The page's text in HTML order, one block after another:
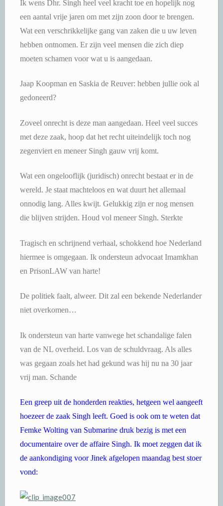
Ik wens Dhr. Singh heel veel kracht toe en hopelijk nog
een aantal vrije jaren om met zijn zoon door te brengen.
Wat een verschrikkelijke gang van zaken die u uw leven
hebben ontnomen. Er zijn veel mensen die zich diep
moeten schamen voor wat u is aangedaan.
Jaap Koopman en Saskia de Reuver: hebben jullie ook al
gedoneerd?
Zoveel onrecht is deze man aangedaan. Heel veel succes
met deze zaak, hoop dat het recht uiteindelijk toch nog
zegenviert en meneer Singh gauw vrij komt.
Wat een ongelooflijk (juridisch) onrecht bestaat er in de
wereld. Je staat machteloos en wat duurt het allemaal
onnodig lang. Alles kwijt. Gelukkig zijn er nog mensen
die blijven strijden. Houd vol meneer Singh. Sterkte
Tragisch en schrijnend verhaal, schokkend hoe Nederland
hiermee is omgegaan. Ik ondersteun advocaat Imamkhan
en PrisonLAW van harte!
De politiek faalt, alweer. Dit zal een bekende Nederlander
niet overkomen…
Ik ondersteun van harte vanwege het schandalige falen
van de NL overheid. Los van de schuldvraag. Als alles
was gegaan zoals het had gekund was hij nu na 30 jaar
vrij man. Schande
Een greep uit de honderden reakties, hetgeen wel aangeeft
hoezeer de zaak Singh leeft. Goed is ook om te weten dat
Femke Wolting van Submarine druk bezig is met een
documentaire over de affaire Singh. Ik moet zeggen dat ik
de aankondiging voor Jinek afgelopen maandag best stoer
vond: